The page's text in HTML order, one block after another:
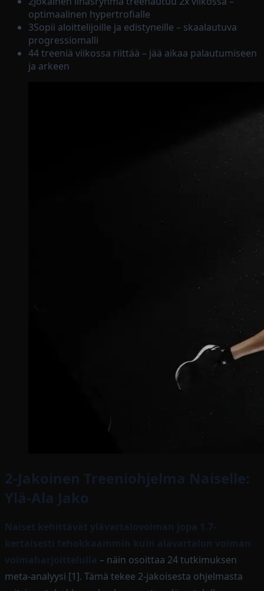
optimaalinen hypertrofialle
3Sopii aloittelijoille ja edistyneille – skaalautuva
progressiomalli
44 treeniä viikossa riittää – jää aikaa palautumiseen
ja arkeen
2-Jakoinen Treeniohjelma Naiselle:
Ylä-Ala Jako
Naiset kehittävät ylävartalovoiman jopa 1.7-
kertaisesti tehokkaammin kuin alavartalon voiman
voimaharjoittelulla – näin osoittaa 24 tutkimuksen
meta-analyysi [1]. Tämä tekee 2-jakoisesta ohjelmasta